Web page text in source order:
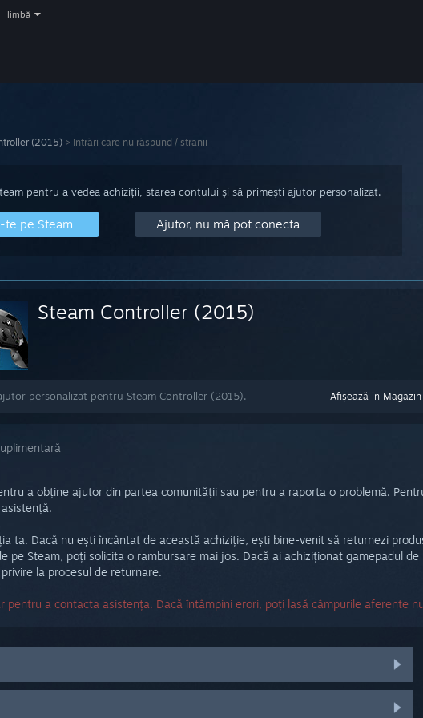
limbă
(2015) > Intrări care nu răspund / stranii
pentru a vedea achiziții, starea contului și să primești ajutor personalizat.
pe Steam Ajutor, nu mă pot conecta
Steam Controller (2015)
Afișează în Magazin
personalizat pentru Steam Controller (2015).
a obține ajutor din partea comunității sau pentru a raporta o problemă.
ta. Dacă nu ești încântat de această achiziție, ești bine-venit să returnezi
pe Steam, poți solicita o rambursare mai jos. Dacă ai achiziționat gamepadul
la procesul de returnare.
pentru a contacta asistența. Dacă întâmpini erori, poți lasă câmpurile aferente